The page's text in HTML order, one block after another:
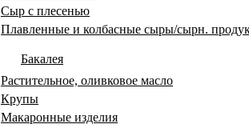
Сыр с плесенью
Плавленные и колбасные сыры/сырн.
Бакалея
Растительное, оливковое масло
Крупы
Макаронные изделия